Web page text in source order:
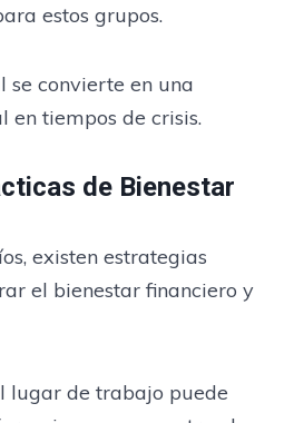
estos grupos.
se convierte en una
en tiempos de crisis.
de Bienestar
existen estrategias
el bienestar financiero y
lugar de trabajo puede